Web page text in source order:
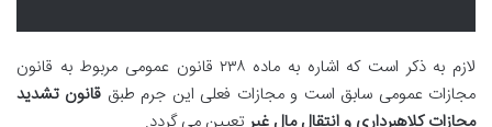
لازم به ذکر است که اشاره به ماده ۲۳۸ قانون عمومی مربوط به قانون
مجازات عمومی سابق است و مجازات فعلی این جرم طبق قانون تشدید